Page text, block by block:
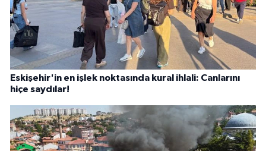
Eskişehir'in en işlek noktasında kural ihlali: Canlarını
hiçe saydılar!